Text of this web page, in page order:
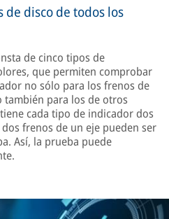
del respectivo
disco de todos los
de cinco tipos de
que permiten comprobar
no sólo para los frenos de
también para los de otros
cada tipo de indicador dos
frenos de un eje pueden ser
Así, la prueba puede